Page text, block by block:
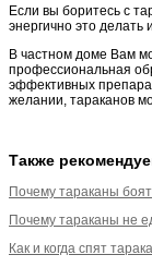
Если вы боритесь с
энергично это делать
В частном доме Вам
профессиональная
эффективных
желании, тараканов
Также
Почему тараканы
Почему тараканы не
Как и когда спят